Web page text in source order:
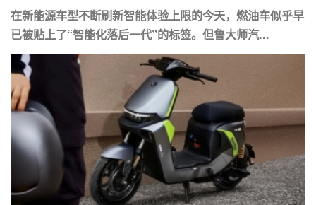
在新能源车型不断刷新智能体验上限的今天，燃油车似乎早
已被贴上了“智能化落后一代”的标签。但鲁大师汽...